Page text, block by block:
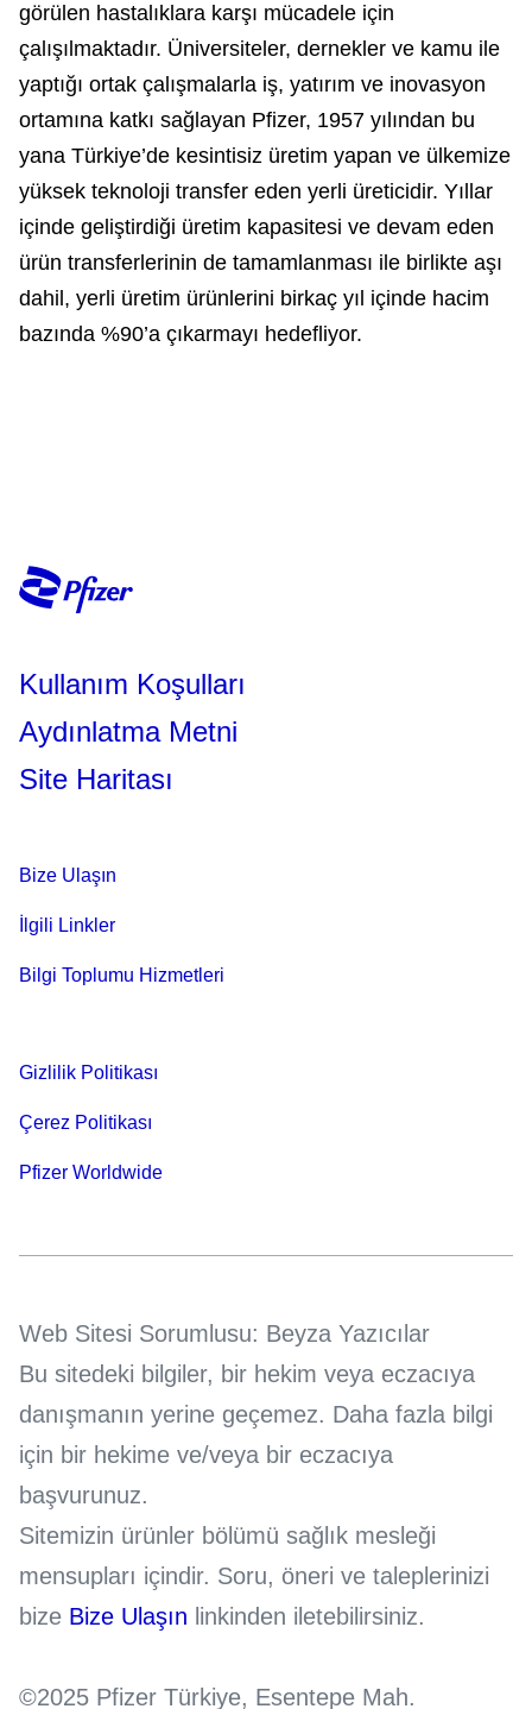
görülen hastalıklara karşı mücadele için
çalışılmaktadır. Üniversiteler, dernekler ve kamu ile
yaptığı ortak çalışmalarla iş, yatırım ve inovasyon
ortamına katkı sağlayan Pfizer, 1957 yılından bu
yana Türkiye’de kesintisiz üretim yapan ve ülkemize
yüksek teknoloji transfer eden yerli üreticidir. Yıllar
içinde geliştirdiği üretim kapasitesi ve devam eden
ürün transferlerinin de tamamlanması ile birlikte aşı
dahil, yerli üretim ürünlerini birkaç yıl içinde hacim
bazında %90’a çıkarmayı hedefliyor.
Kullanım Koşulları
Aydınlatma Metni
Site Haritası
Bize Ulaşın
İlgili Linkler
Bilgi Toplumu Hizmetleri
Gizlilik Politikası
Çerez Politikası
Pfizer Worldwide
Web Sitesi Sorumlusu: Beyza Yazıcılar
Bu sitedeki bilgiler, bir hekim veya eczacıya
danışmanın yerine geçemez. Daha fazla bilgi
için bir hekime ve/veya bir eczacıya
başvurunuz.
Sitemizin ürünler bölümü sağlık mesleği
mensupları içindir. Soru, öneri ve taleplerinizi
bize Bize Ulaşın linkinden iletebilirsiniz.
©2025 Pfizer Türkiye, Esentepe Mah.